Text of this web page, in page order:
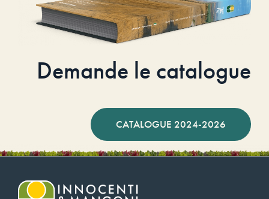
Demande le catalogue
CATALOGUE 2024-2026